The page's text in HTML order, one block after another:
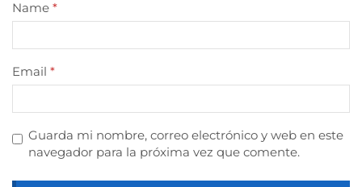
Name *
Email *
Guarda mi nombre, correo electrónico y web en este
navegador para la próxima vez que comente.